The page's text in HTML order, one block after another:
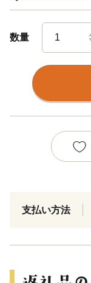
数量
支払い方法